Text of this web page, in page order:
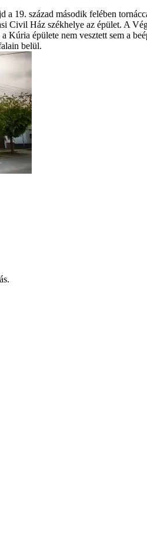
a 19. század második felében
Civil Ház székhelye az épület. A
Kúria épülete nem vesztett sem a
belül.